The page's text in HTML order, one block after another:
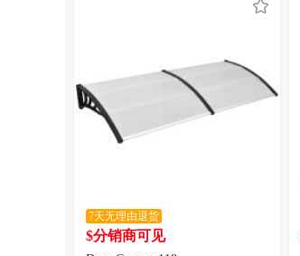
7天无理由退货
$分销商可见